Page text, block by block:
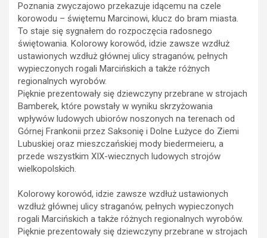
Poznania zwyczajowo przekazuje idącemu na czele
korowodu – świętemu Marcinowi, klucz do bram miasta.
To staje się sygnałem do rozpoczęcia radosnego
świętowania. Kolorowy korowód, idzie zawsze wzdłuż
ustawionych wzdłuż głównej ulicy straganów, pełnych
wypieczonych rogali Marcińskich a także różnych
regionalnych wyrobów.
Pięknie prezentowały się dziewczyny przebrane w strojach
Bamberek, które powstały w wyniku skrzyżowania
wpływów ludowych ubiorów noszonych na terenach od
Górnej Frankonii przez Saksonię i Dolne Łużyce do Ziemi
Lubuskiej oraz mieszczańskiej mody biedermeieru, a
przede wszystkim XIX-wiecznych ludowych strojów
wielkopolskich.
Kolorowy korowód, idzie zawsze wzdłuż ustawionych
wzdłuż głównej ulicy straganów, pełnych wypieczonych
rogali Marcińskich a także różnych regionalnych wyrobów.
Pięknie prezentowały się dziewczyny przebrane w strojach